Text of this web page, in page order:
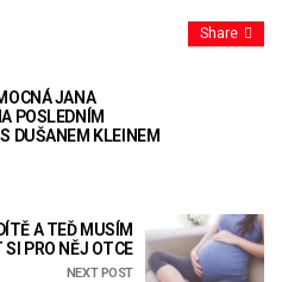
Share
JANA
POSLEDNÍM
DUŠANEM KLEINEM
A TEĎ MUSÍM
SI PRO NĚJ OTCE
NEXT POST